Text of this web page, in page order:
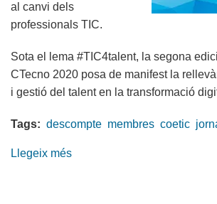
al canvi dels
professionals TIC.
Sota el lema #TIC4talent, la segona
CTecno 2020 posa de manifest la
i gestió del talent en la transformació
Tags: descompte membres coetic
Llegeix més